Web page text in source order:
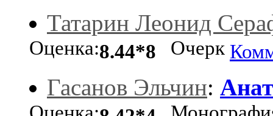
Татарин Леонид
Оценка:8.44*8 Очерк
Гасанов Эльчин: